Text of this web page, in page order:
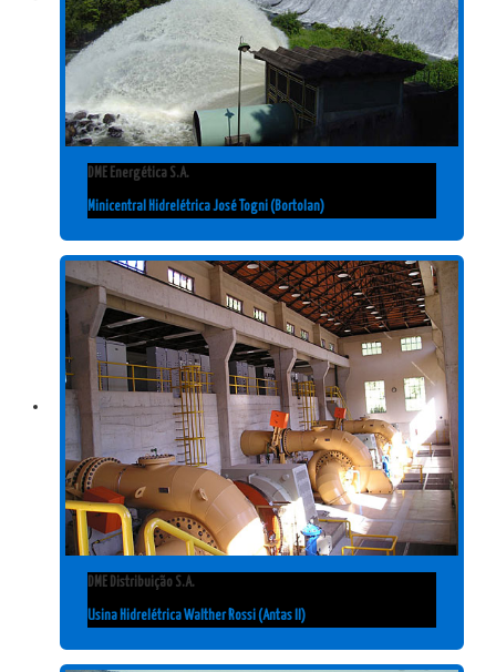
DME Energética S.A.
Minicentral Hidrelétrica José Togni (Bortolan)
DME Distribuição S.A.
Usina Hidrelétrica Walther Rossi (Antas II)